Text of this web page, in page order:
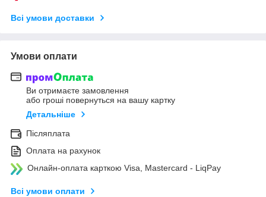
Всі умови доставки
Умови оплати
Ви отримаєте замовлення
або гроші повернуться на вашу картку
Детальніше
Післяплата
Оплата на рахунок
Онлайн-оплата карткою Visa, Mastercard - LiqPay
Всі умови оплати